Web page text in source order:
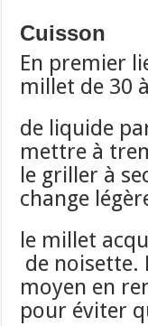
Cuisson
En premier
millet de 30
de liquide
mettre à
le griller à
change
le millet
de noisette.
moyen en
pour éviter